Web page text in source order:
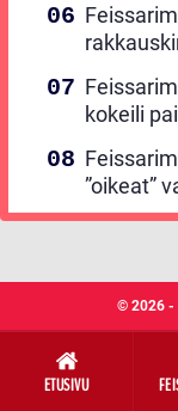
ETUSIVU
kokeili
”oikeat”
© 2026 -